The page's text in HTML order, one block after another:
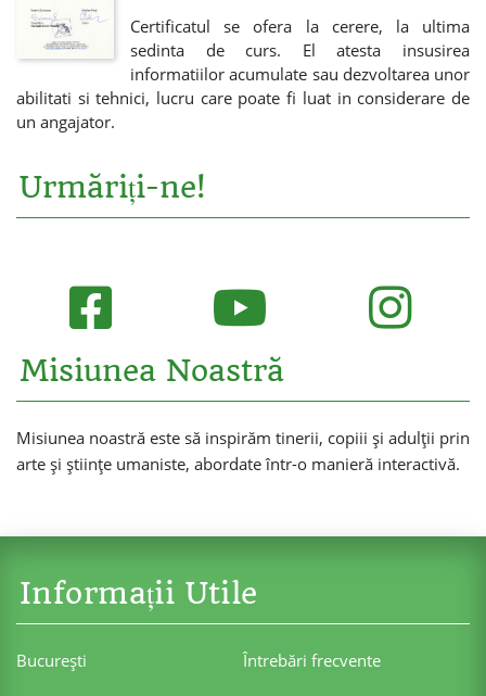
Certificatul se ofera la cerere, la ultima
sedinta de curs. El atesta insusirea
informatiilor acumulate sau dezvoltarea unor
abilitati si tehnici, lucru care poate fi luat in considerare de
un angajator.
Urmăriți-ne!
Misiunea Noastră
Misiunea noastră este să inspirăm tinerii, copiii și adulții prin
arte și științe umaniste, abordate într-o manieră interactivă.
Informații Utile
Bucureşti Întrebări frecvente